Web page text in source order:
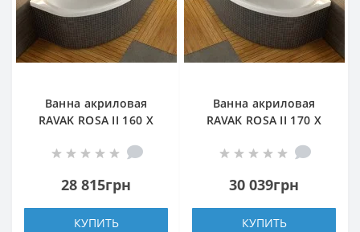
Ванна акриловая
RAVAK ROSA II 160 X
28 815грн
КУПИТЬ
Ванна акриловая
RAVAK ROSA II 170 X
30 039грн
КУПИТЬ